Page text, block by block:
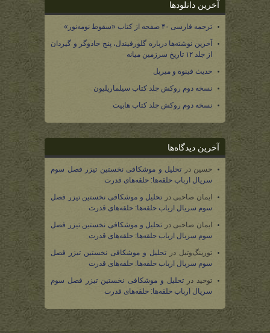
آخرین دانلودها
ترجمه فارسی ۴۰ صفحه از کتاب «سقوط نومه‌نور»
آخرین نوشته‌ها درباره گلورفیندل، پنج جادوگر و گیردان
از جلد ۱۲ تاریخ سرزمین میانه
حدیث فینوه و میریل
نسخه دوم روکش جلد کتاب سیلماریلیون
نسخه دوم روکش جلد کتاب هابیت
آخرین دیدگاه‌ها
حسین در تحلیل و موشکافی نخستین تیزر فصل سوم
سریال ارباب حلقه‌ها: حلقه‌های قدرت
ایمان صاحبی در تحلیل و موشکافی نخستین تیزر فصل
سوم سریال ارباب حلقه‌ها: حلقه‌های قدرت
ایمان صاحبی در تحلیل و موشکافی نخستین تیزر فصل
سوم سریال ارباب حلقه‌ها: حلقه‌های قدرت
تورینگ‌وتیل در تحلیل و موشکافی نخستین تیزر فصل
سوم سریال ارباب حلقه‌ها: حلقه‌های قدرت
توحید درتحلیل و موشکافی نخستین تیزر فصل سوم
سریال ارباب حلقه‌ها: حلقه‌های قدرت